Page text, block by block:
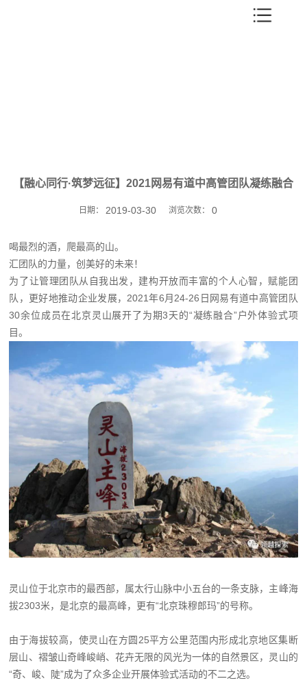
【融心同行·筑梦远征】2021网易有道中高管团队凝练融合
日期： 2019-03-30 浏览次数： 0
喝最烈的酒，爬最高的山。
汇团队的力量，创美好的未来！
为了让管理团队从自我出发，建构开放而丰富的个人心智，赋能团
队，更好地推动企业发展，2021年6月24-26日网易有道中高管团队
30余位成员在北京灵山展开了为期3天的“凝练融合”户外体验式项
目。
灵山位于北京市的最西部，属太行山脉中小五台的一条支脉，主峰海
拔2303米，是北京的最高峰，更有“北京珠穆郎玛”的号称。
由于海拔较高，使灵山在方圆25平方公里范围内形成北京地区集断
层山、褶皱山奇峰峻峭、花卉无限的风光为一体的自然景区，灵山的
“奇、峻、陡”成为了众多企业开展体验式活动的不二之选。